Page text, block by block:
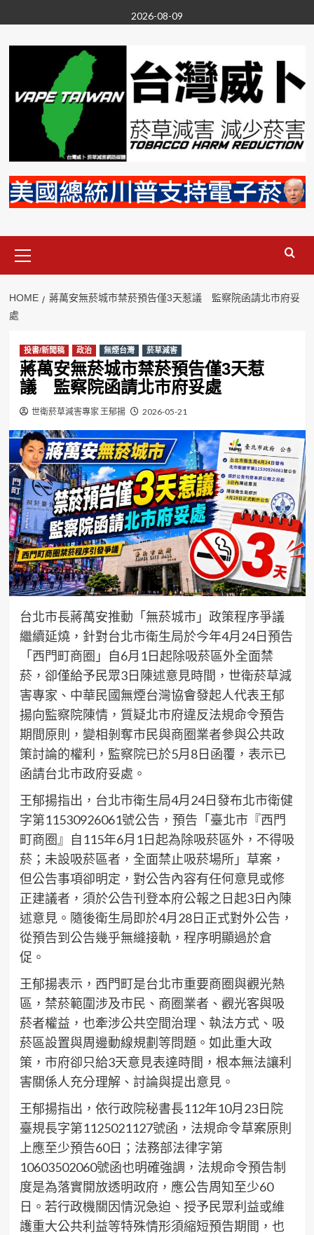
to
content
2026-08-09
Menu
HOME
蔣萬安無菸城市禁菸預告僅3天惹議 監察院函請北市府妥
處
投書/新聞稿 政治 無煙台灣 菸草減害
蔣萬安無菸城市禁菸預告僅3天惹
議 監察院函請北市府妥處
世衛菸草減害專家 王郁揚 2026-05-21
台北市長蔣萬安推動「無菸城市」政策程序爭議
繼續延燒，針對台北市衛生局於今年4月24日預告
「西門町商圈」自6月1日起除吸菸區外全面禁
菸，卻僅給予民眾3日陳述意見時間，世衛菸草減
害專家、中華民國無煙台灣協會發起人代表王郁
揚向監察院陳情，質疑北市府違反法規命令預告
期間原則，變相剝奪市民與商圈業者參與公共政
策討論的權利，監察院已於5月8日函覆，表示已
函請台北市政府妥處。
王郁揚指出，台北市衛生局4月24日發布北市衛健
字第11530926061號公告，預告「臺北市『西門
町商圈』自115年6月1日起為除吸菸區外，不得吸
菸；未設吸菸區者，全面禁止吸菸場所」草案，
但公告事項卻明定，對公告內容有任何意見或修
正建議者，須於公告刊登本府公報之日起3日內陳
述意見。隨後衛生局即於4月28日正式對外公告，
從預告到公告幾乎無縫接軌，程序明顯過於倉
促。
王郁揚表示，西門町是台北市重要商圈與觀光熱
區，禁菸範圍涉及市民、商圈業者、觀光客與吸
菸者權益，也牽涉公共空間治理、執法方式、吸
菸區設置與周邊動線規劃等問題。如此重大政
策，市府卻只給3天意見表達時間，根本無法讓利
害關係人充分理解、討論與提出意見。
王郁揚指出，依行政院秘書長112年10月23日院
臺規長字第1125021127號函，法規命令草案原則
上應至少預告60日；法務部法律字第
10603502060號函也明確強調，法規命令預告制
度是為落實開放透明政府，應公告周知至少60
日。若行政機關因情況急迫、授予民眾利益或維
護重大公共利益等特殊情形須縮短預告期間，也